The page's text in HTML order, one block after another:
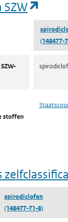
(148477-
stoffen
spirodiclofen
(148477-71-8)